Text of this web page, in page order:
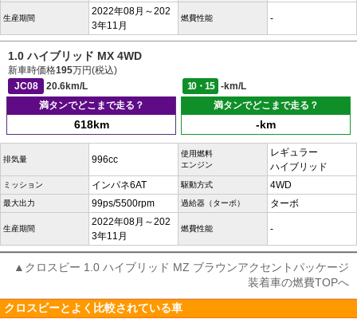
生産期間
2022年08月～202
3年11月
燃費性能 -
1.0 ハイブリッド MX 4WD
新車時価格195万円(税込)
JC08
20.6km/L 10・15
-km/L
満タンでどこまで走る？
618km
満タンでどこまで走る？
-km
排気量 996cc
使用燃料
エンジン
レギュラー
ハイブリッド
ミッション インパネ6AT 駆動方式 4WD
最大出力 99ps/5500rpm 過給器（ターボ） ターボ
生産期間
2022年08月～202
3年11月
燃費性能 -
▲クロスビー 1.0 ハイブリッド MZ ブラウンアクセントパッケージ
装着車の燃費TOPへ
クロスビーとよく比較されている車